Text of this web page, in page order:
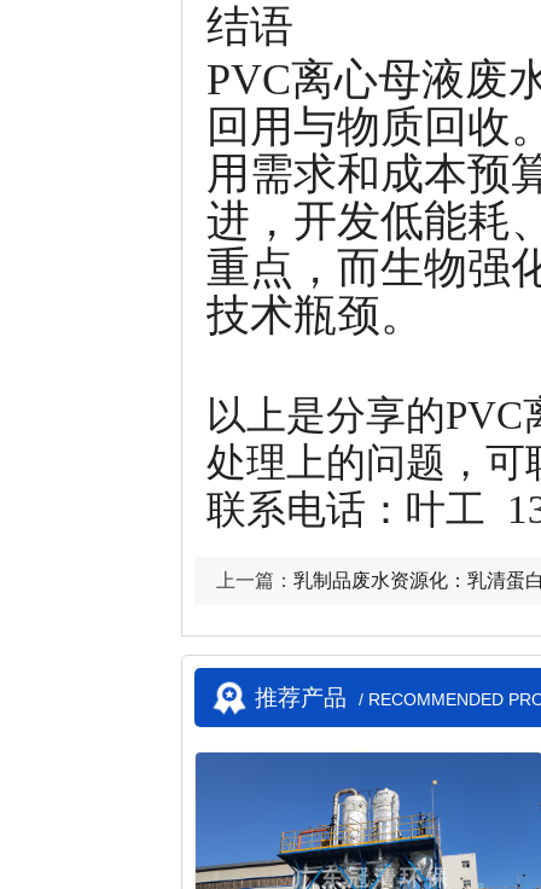
结语
PVC离心母液废
回用与物质回收
用需求和成本预
进，开发低能耗
重点，而生物强
技术瓶颈。
以上是分享的
处理上的问题，
联系电话：叶工
上一篇： 乳制品废水资源化：乳清蛋
推荐产品 / RECOMMENDED